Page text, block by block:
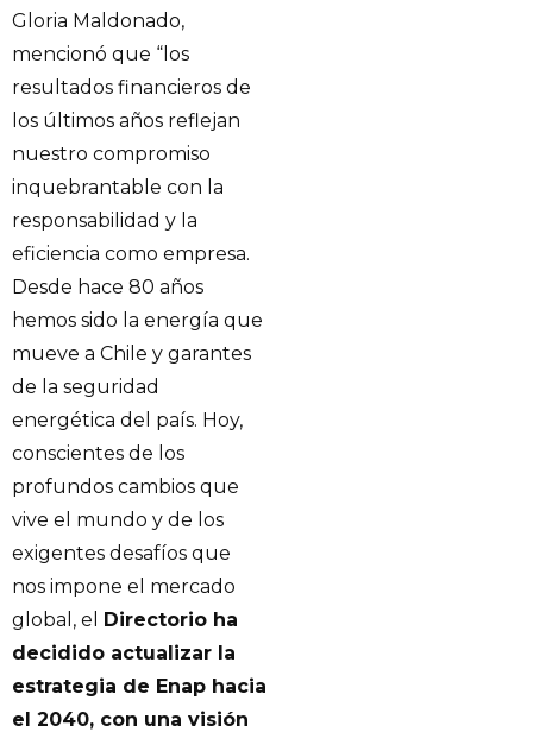
Gloria Maldonado,
mencionó que “los
resultados financieros de
los últimos años reflejan
nuestro compromiso
inquebrantable con la
responsabilidad y la
eficiencia como empresa.
Desde hace 80 años
hemos sido la energía que
mueve a Chile y garantes
de la seguridad
energética del país. Hoy,
conscientes de los
profundos cambios que
vive el mundo y de los
exigentes desafíos que
nos impone el mercado
global, el Directorio ha
decidido actualizar la
estrategia de Enap hacia
el 2040, con una visión